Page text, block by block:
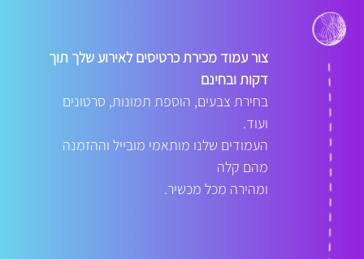
צור עמוד מכירת כרטיסים לאירוע שלך תוך
דקות ובחינם
בחירת צבעים, הוספת תמונות, סרטונים
ועוד.
העמודים שלנו מותאמי מובייל וההזמנה
מהם קלה
ומהירה מכל מכשיר.